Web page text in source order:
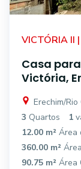
VICTÓRIA II
Casa
Victória,
Erechim/
3 Quartos 1
12.00 m² Área
360.00 m²
90.75 m² Área